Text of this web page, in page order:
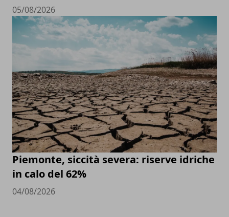
05/08/2026
Piemonte, siccità severa: riserve idriche
in calo del 62%
04/08/2026